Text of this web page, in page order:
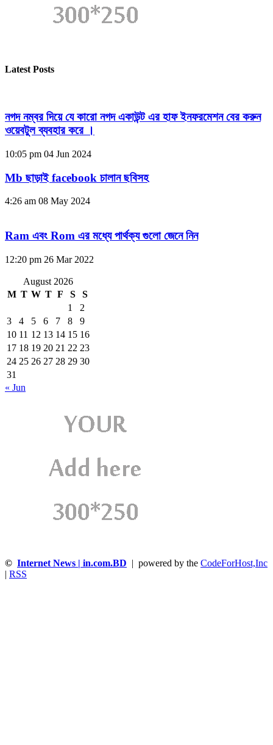
Latest Posts
নগদ নম্বর দিয়ে যে কারো নগদ একাউন্ট এর হাফ ইনফরমেশন বের করুন
ওয়েবটুল ব্যবহার করে ।
10:05 pm 04 Jun 2024
Mb ছাড়াই facebook চালান ছবিসহ
4:26 am 08 May 2024
Ram এবং Rom এর মধ্যে পার্থক্য গুলো জেনে নিন
12:20 pm 26 Mar 2022
August 2026
M T W T F S
S
1
2
3
4 5 6 7 8
9
10 11 12 13 14 15 16
17 18 19 20 21 22 23
24 25 26 27 28 29 30
31
« Jun
© Internet News | in.com.BD | powered by the CodeForHost,Inc
| RSS